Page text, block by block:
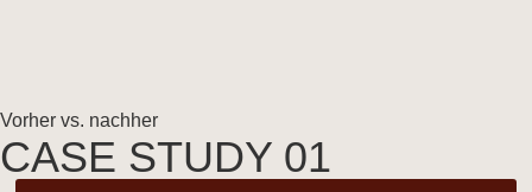
Vorher vs. nachher
CASE STUDY 01